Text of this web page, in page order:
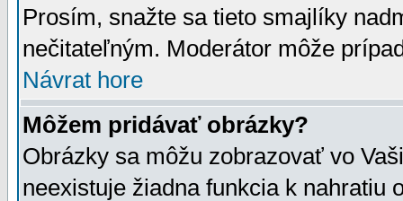
Prosím, snažte sa tieto smajlíky
nečitateľným. Moderátor môže
Návrat hore
Môžem pridávať obrázky?
Obrázky sa môžu zobrazovať vo
neexistuje žiadna funkcia k nahratiu